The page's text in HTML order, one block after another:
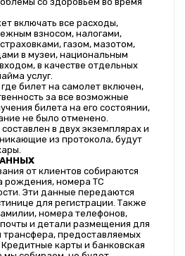
включать все расходы,
взносом, налогами,
газом, мазотом,
в музеи, национальным
в качестве отдельных
услуг.
билет на самолет включен,
за все возможные
билета на его состоянии,
не было отменено.
в двух экземплярах и
из протокола, будут
рождения, номера TC
Эти данные передаются
для регистрации. Также
номера телефонов,
и детали размещения для
трансфера, предоставляемых
карты и банковская